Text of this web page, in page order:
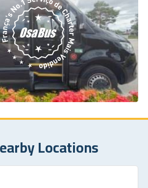
Locations